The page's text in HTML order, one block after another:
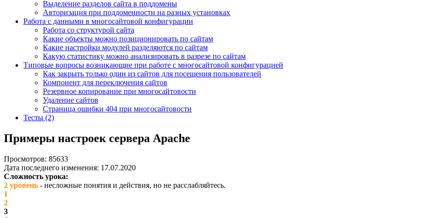
Выделение разделов сайта в поддомены
Авторизация при поддоменности на разных установках
Работа с данными в многосайтовой конфигурации
Работа со структурой сайта
Какие объекты можно позиционировать по сайтам
Какие настройки модулей разделяются по сайтам
Какую статистику можно анализировать в разрезе по сайтам
Типовые вопросы возникающие при работе с многосайтовой конфигурацией
Как закрыть только один из сайтов для посещения пользователей
Компонент для переключения сайтов
Резервное копирование при многосайтовости
Удаление сайтов
Страница ошибки 404 при многосайтовости
Тесты (2)
Примеры настроек сервера Apache
Просмотров: 85633
Дата последнего изменения: 17.07.2020
Сложность урока:
2 уровень - несложные понятия и действия, но не расслабляйтесь.
1
2
3